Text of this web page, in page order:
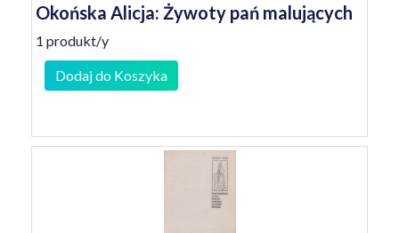
Okońska Alicja: Żywoty pań malujących
1 produkt/y
Dodaj do Koszyka